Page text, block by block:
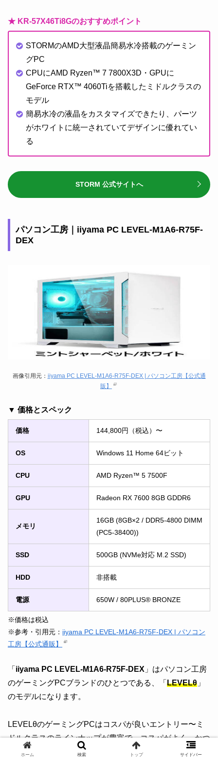
★ KR-57X46Ti8Gのおすすめポイント
STORMのAMD大型液晶簡易水冷搭載のゲーミン
グPC
CPUにAMD Ryzen™ 7 7800X3D・GPUに
GeForce RTX™ 4060Tiを搭載したミドルクラスの
モデル
簡易水冷の液晶をカスタマイズできたり、パーツ
がホワイトに統一されていてデザインに優れてい
る
STORM 公式サイトへ
パソコン工房｜iiyama PC LEVEL-M1A6-R75F-
DEX
画像引用元： iiyama PC LEVEL-M1A6-R75F-DEX | パソコン工房【公式通
販】
▼ 価格とスペック
価格 144,800円（税込）〜
OS Windows 11 Home 64ビット
CPU AMD Ryzen™ 5 7500F
GPU Radeon RX 7600 8GB GDDR6
メモリ
16GB (8GB×2 / DDR5-4800 DIMM
(PC5-38400))
SSD 500GB (NVMe対応 M.2 SSD)
HDD 非搭載
電源 650W / 80PLUS® BRONZE
※価格は税込
※参考・引用元： iiyama PC LEVEL-M1A6-R75F-DEX | パソコン
工房【公式通販】
「 iiyama PC LEVEL-M1A6-R75F-DEX 」はパソコン工房
のゲーミングPCブランドのひとつである、「 LEVELθ 」
のモデルになります。
LEVELθのゲーミングPCはコスパが良いエントリー〜ミ
ドルクラスのラインナップが豊富で、コスパがよく、かつ
カラーも複数種類提供されている点が特徴です。
ホーム 検索 トップ サイドバー